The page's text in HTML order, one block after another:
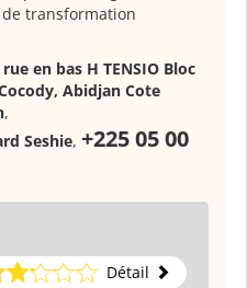
transformation
en bas H TENSIO Bloc
Abidjan Cote
,
Seshie, +225 05 00
Détail